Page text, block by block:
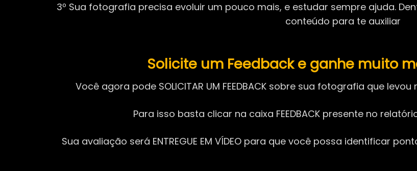
3º Sua fotografia precisa evoluir um pouco mais, e estudar sempre ajuda.
conteúdo para te auxiliar
Solicite um Feedback e ganhe muito
Você agora pode SOLICITAR UM FEEDBACK sobre sua fotografia que
Para isso basta clicar na caixa FEEDBACK presente no
Sua avaliação será ENTREGUE EM VÍDEO para que você possa identificar